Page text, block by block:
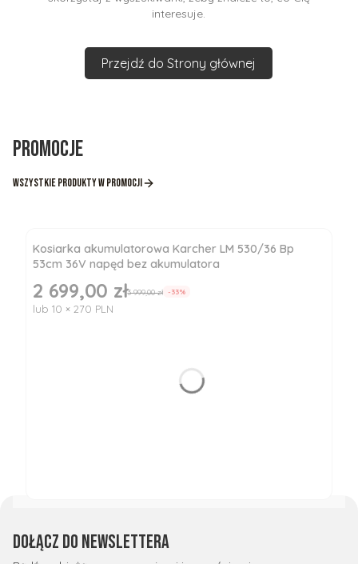
interesuje.
Przejdź do Strony głównej
Promocje
Wszystkie produkty w promocji
Kosiarka akumulatorowa Karcher LM 530/36 Bp
53cm 36V napęd bez akumulatora
Cena promocyjna
2 699,00 zł3 999,00 zł -33%
lub 10 × 270 PLN
Dołącz do newslettera